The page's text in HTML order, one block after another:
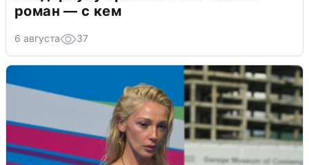
роман — с кем
6 августа 37